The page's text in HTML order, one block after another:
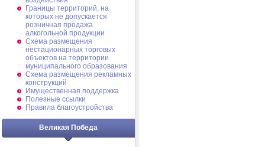
Границы территорий, на
которых не допускается
розничная продажа
алкогольной продукции
Схема размещения
нестационарных торговых
объектов на территории
муниципального образования
Схема размещения рекламных
конструкций
Имущественная поддержка
Полезные ссылки
Правила благоустройства
Великая Победа